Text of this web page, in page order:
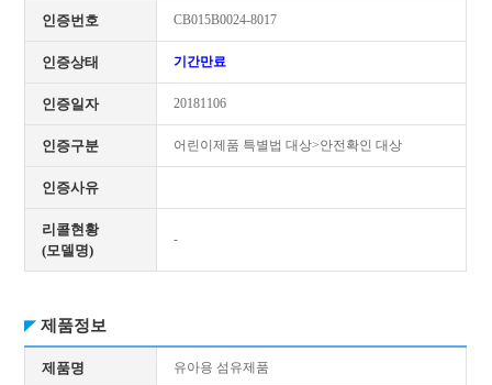
인증번호 CB015B0024-8017
인증상태 기간만료
인증일자 20181106
인증구분 어린이제품 특별법 대상>안전확인 대상
인증사유
리콜현황
(모델명)
-
제품정보
제품명 유아용 섬유제품